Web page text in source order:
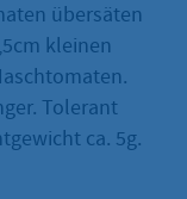
übersäten
kleinen
Tolerant
ca. 5g.